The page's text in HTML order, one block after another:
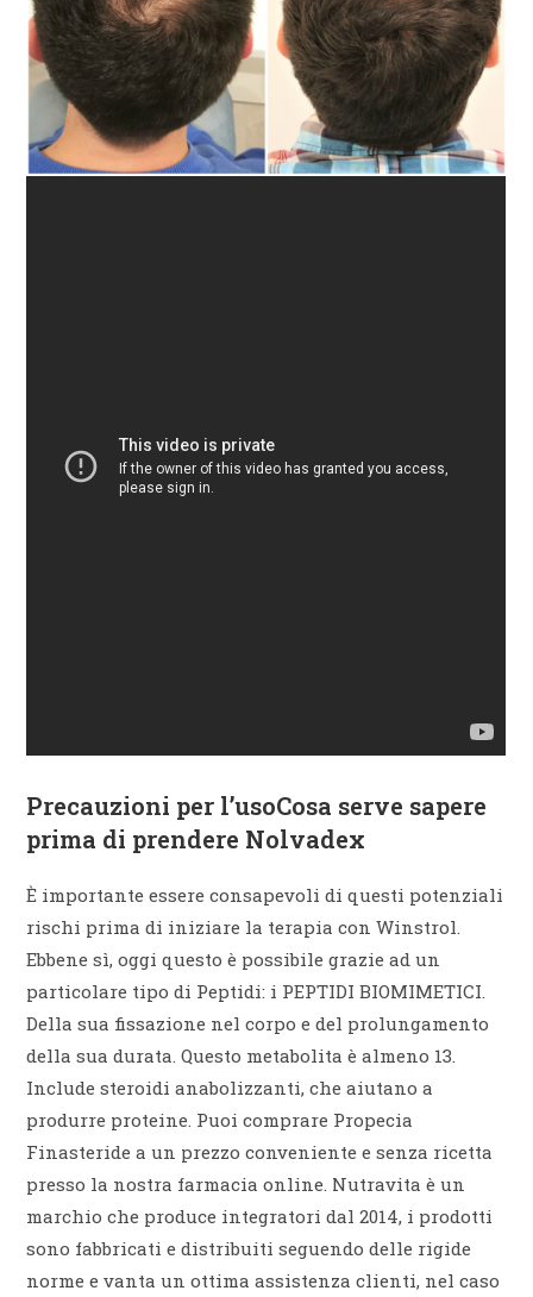
Precauzioni per l’usoCosa serve sapere
prima di prendere Nolvadex
È importante essere consapevoli di questi potenziali
rischi prima di iniziare la terapia con Winstrol.
Ebbene sì, oggi questo è possibile grazie ad un
particolare tipo di Peptidi: i PEPTIDI BIOMIMETICI.
Della sua fissazione nel corpo e del prolungamento
della sua durata. Questo metabolita è almeno 13.
Include steroidi anabolizzanti, che aiutano a
produrre proteine. Puoi comprare Propecia
Finasteride a un prezzo conveniente e senza ricetta
presso la nostra farmacia online. Nutravita è un
marchio che produce integratori dal 2014, i prodotti
sono fabbricati e distribuiti seguendo delle rigide
norme e vanta un ottima assistenza clienti, nel caso